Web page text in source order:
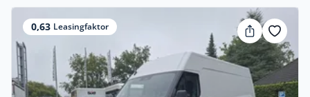
0,63 Leasingfaktor